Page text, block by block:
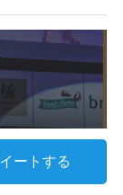
ートする